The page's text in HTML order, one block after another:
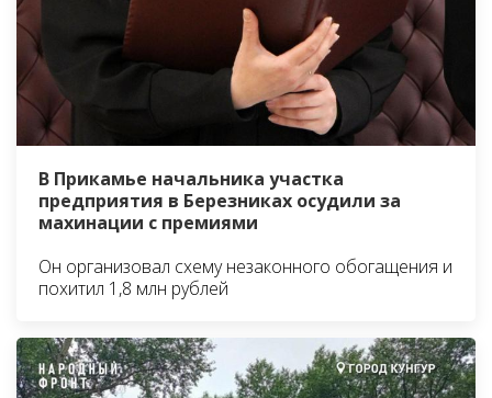
В Прикамье начальника участка
предприятия в Березниках осудили за
махинации с премиями
Он организовал схему незаконного обогащения и
похитил 1,8 млн рублей